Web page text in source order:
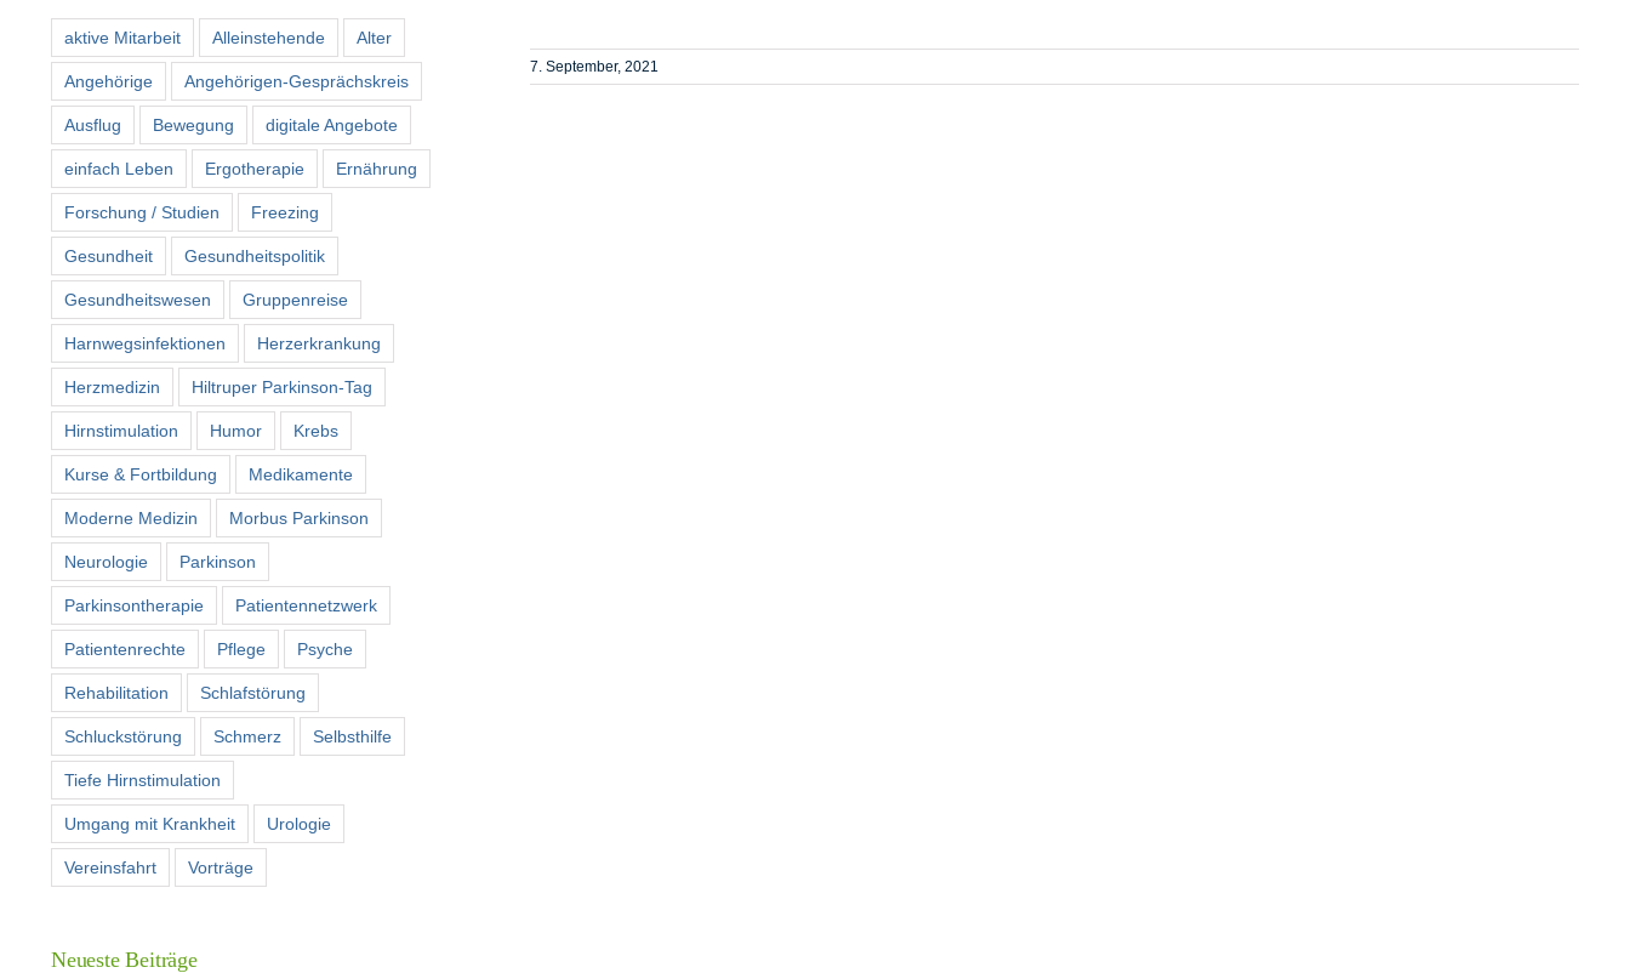
7. September, 2021
aktive Mitarbeit Alleinstehende Alter
Angehörige Angehörigen-Gesprächskreis
Ausflug Bewegung digitale Angebote
einfach Leben Ergotherapie Ernährung
Forschung / Studien Freezing
Gesundheit Gesundheitspolitik
Gesundheitswesen Gruppenreise
Harnwegsinfektionen Herzerkrankung
Herzmedizin Hiltruper Parkinson-Tag
Hirnstimulation Humor Krebs
Kurse & Fortbildung Medikamente
Moderne Medizin Morbus Parkinson
Neurologie Parkinson
Parkinsontherapie Patientennetzwerk
Patientenrechte Pflege Psyche
Rehabilitation Schlafstörung
Schluckstörung Schmerz Selbsthilfe
Tiefe Hirnstimulation
Umgang mit Krankheit Urologie
Vereinsfahrt Vorträge
Neueste Beiträge